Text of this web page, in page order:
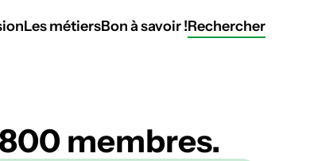
Les métiersBon à savoir !Rechercher
membres.